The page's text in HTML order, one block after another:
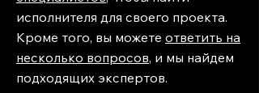
исполнителя для своего проекта.
Кроме того, вы можете ответить на
несколько вопросов, и мы найдем
подходящих экспертов.